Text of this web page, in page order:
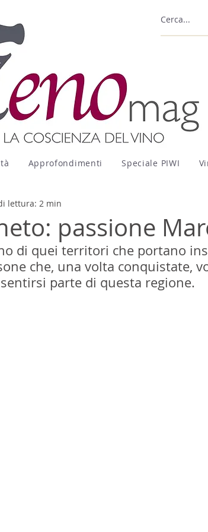
Approfondimenti Speciale PIWI
passione
lettura: 2 min
di quei territori che portano
che, una volta conquistate,
parte di questa regione.